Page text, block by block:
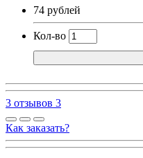
74 рублей
Кол-во
3 отзывов 3
Как заказать?